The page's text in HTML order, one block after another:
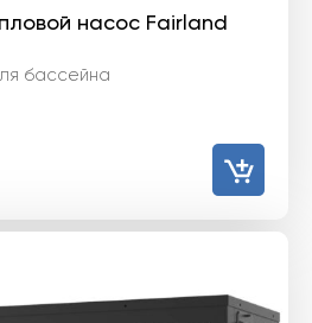
насос Fairland
бассейна
₴.